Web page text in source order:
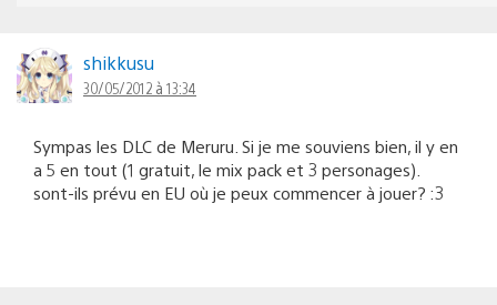
shikkusu
30/05/2012 à 13:34
Sympas les DLC de Meruru. Si je me souviens bien, il y en
a 5 en tout (1 gratuit, le mix pack et 3 personages).
sont-ils prévu en EU où je peux commencer à jouer? :3